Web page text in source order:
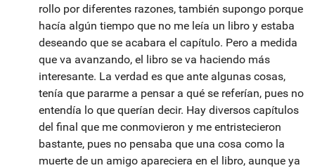
rollo por diferentes razones, también supongo porque
hacía algún tiempo que no me leía un libro y estaba
deseando que se acabara el capítulo. Pero a medida
que va avanzando, el libro se va haciendo más
interesante. La verdad es que ante algunas cosas,
tenía que pararme a pensar a qué se referían, pues no
entendía lo que querían decir. Hay diversos capítulos
del final que me conmovieron y me entristecieron
bastante, pues no pensaba que una cosa como la
muerte de un amigo apareciera en el libro, aunque ya